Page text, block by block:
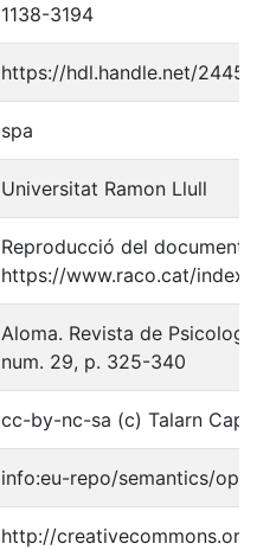
1138-3194
https://hdl.handle.net/2445/
spa
Universitat Ramon Llull
Reproducció del document
https://www.raco.cat/
Aloma. Revista de
num. 29, p. 325-340
cc-by-nc-sa (c) Talarn
info:eu-repo/semantics/
http://